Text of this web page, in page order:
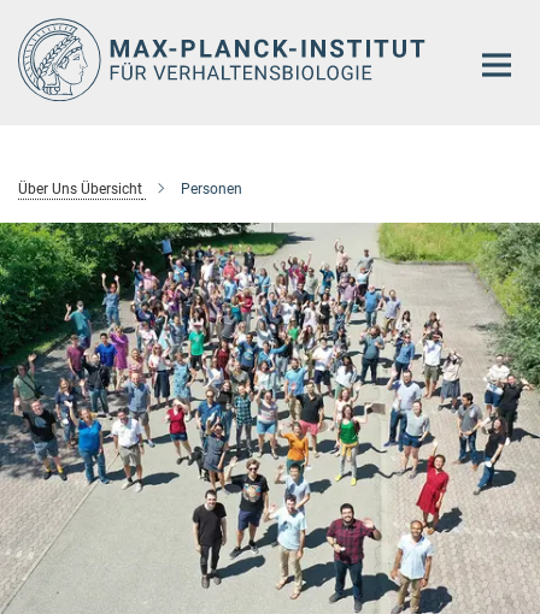
Hauptinhalt
Über Uns Übersicht Personen